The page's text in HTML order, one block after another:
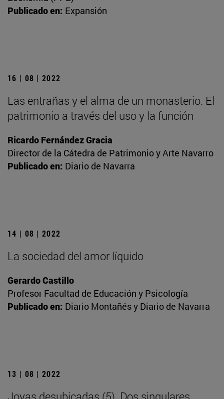
Publicado en: Expansión
16 | 08 | 2022
Las entrañas y el alma de un monasterio. El
patrimonio a través del uso y la función
Ricardo Fernández Gracia
Director de la Cátedra de Patrimonio y Arte Navarro
Publicado en: Diario de Navarra
14 | 08 | 2022
La sociedad del amor líquido
Gerardo Castillo
Profesor Facultad de Educación y Psicología
Publicado en: Diario Montañés y Diario de Navarra
13 | 08 | 2022